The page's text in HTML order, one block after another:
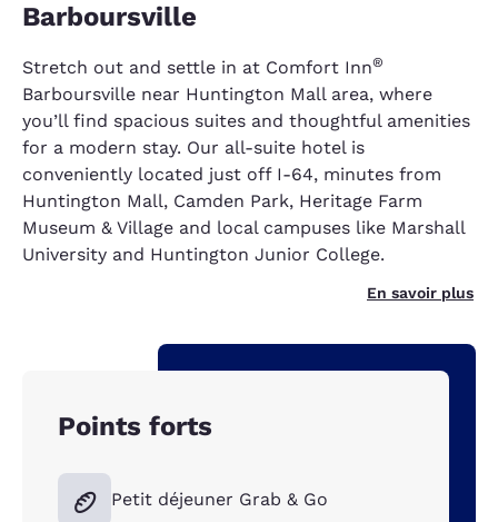
Barboursville
Stretch out and settle in at Comfort Inn®
Barboursville near Huntington Mall area, where
you’ll find spacious suites and thoughtful amenities
for a modern stay. Our all-suite hotel is
conveniently located just off I-64, minutes from
Huntington Mall, Camden Park, Heritage Farm
Museum & Village and local campuses like Marshall
University and Huntington Junior College.
En savoir plus
Points forts
Petit déjeuner Grab & Go